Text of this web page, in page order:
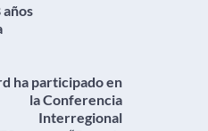
ha participado en
la Conferencia
Interregional